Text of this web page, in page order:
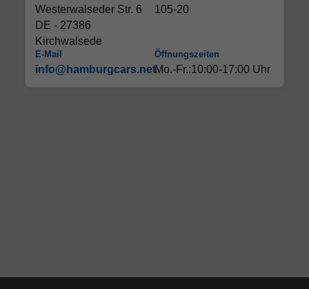
Westerwalseder Str. 6
DE - 27386
Kirchwalsede
105-20
E-Mail
info@hamburgcars.net
Öffnungszeiten
Mo.-Fr.:10:00-17:00 Uhr